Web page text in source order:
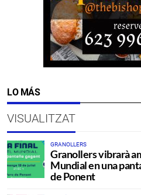
LO MÁS
VISUALITZAT
GRANOLLERS
Granollers vibrarà
Mundial en una
de Ponent